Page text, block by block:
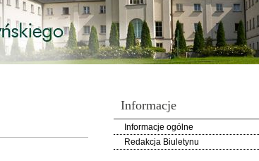
Informacje
Informacje ogólne
Redakcja Biuletynu